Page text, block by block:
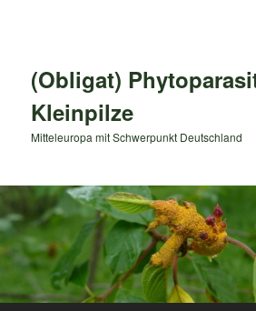
(Obligat)
Kleinpilze
Mitteleuropa mit Schwerpunkt Deutschland